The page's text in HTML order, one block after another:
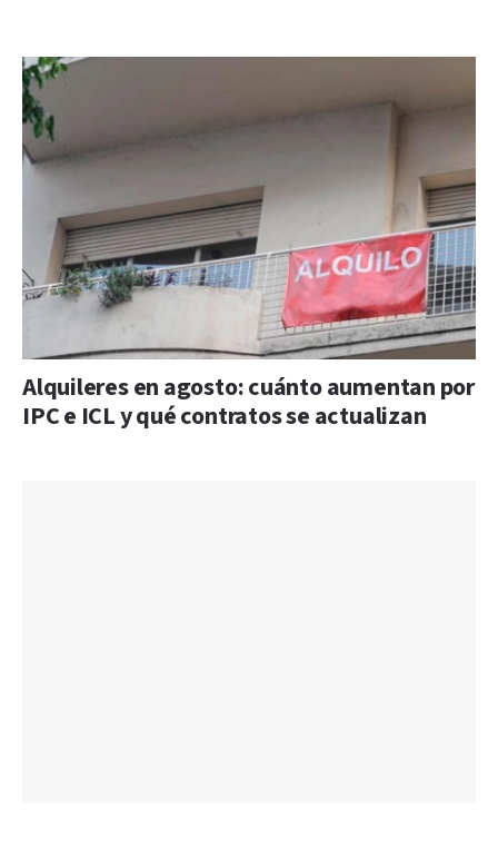
Alquileres en agosto: cuánto aumentan por
IPC e ICL y qué contratos se actualizan